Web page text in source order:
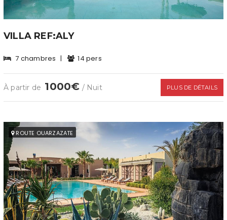
VILLA REF:ALY
7 chambres | 14 pers
À partir de 1000€ / Nuit PLUS DE DÉTAILS
ROUTE OUARZAZATE